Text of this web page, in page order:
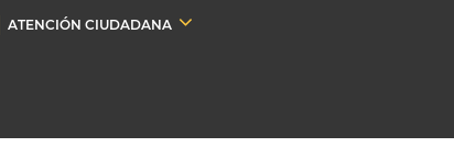
ATENCIÓN CIUDADANA